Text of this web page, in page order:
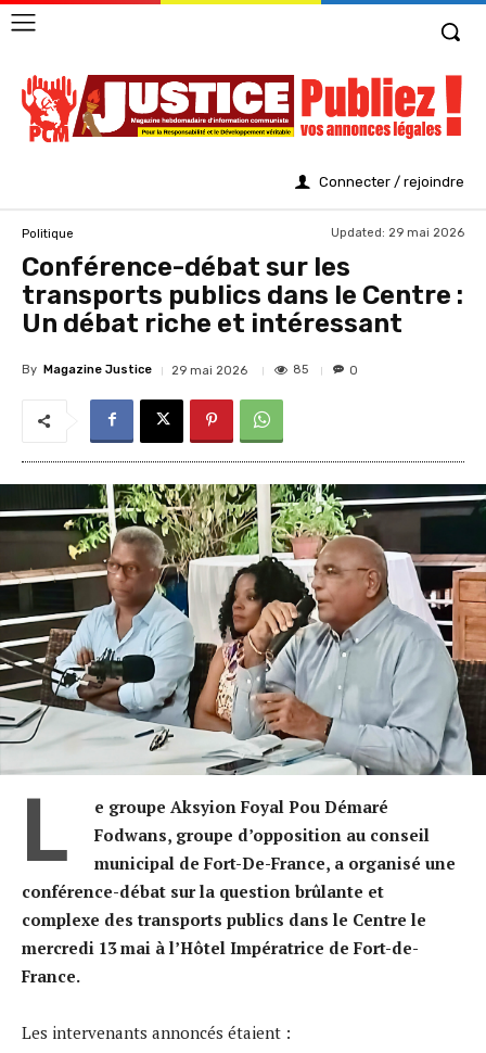
Connecter / rejoindre
Politique Updated: 29 mai 2026
Conférence-débat sur les
transports publics dans le Centre :
Un débat riche et intéressant
By Magazine Justice 29 mai 2026 85 0
L
e groupe Aksyion Foyal Pou Démaré
Fodwans, groupe d’opposition au conseil
municipal de Fort-De-France, a organisé une
conférence-débat sur la question brûlante et
complexe des transports publics dans le Centre le
mercredi 13 mai à l’Hôtel Impératrice de Fort-de-
France.
Les intervenants annoncés étaient :